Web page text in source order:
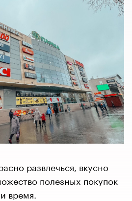
развлечься, вкусно
полезных покупок
время.